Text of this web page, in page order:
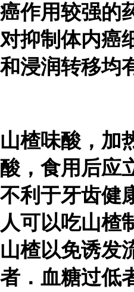
癌作用较强的
对抑制体内癌
和浸润转移均
山楂味酸，加
酸，食用后应
不利于牙齿健
人可以吃山楂
山楂以免诱发
者．血糖过低